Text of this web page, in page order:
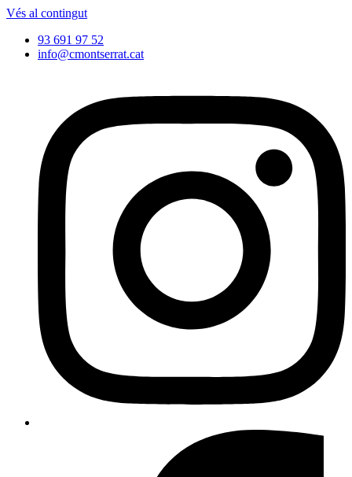
Vés al contingut
93 691 97 52
info@cmontserrat.cat